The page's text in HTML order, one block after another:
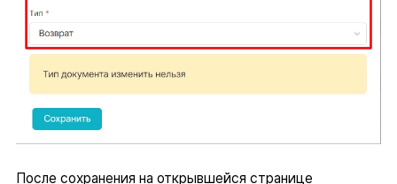
После сохранения на открывшейся странице